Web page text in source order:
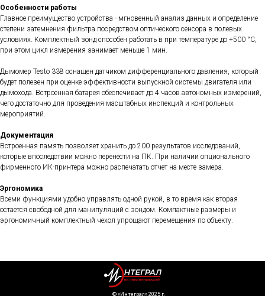
Особенности работы
Главное преимущество устройства - мгновенный анализ данных и определение
степени затемнения фильтра посредством оптического сенсора в полевых
условиях. Комплектный зонд способен работать в при температуре до +500 °C,
при этом цикл измерения занимает меньше 1 мин.
Дымомер Testo 338 оснащен датчиком дифференциального давления, который
будет полезен при оценке эффективности выпускной системы двигателя или
дымохода. Встроенная батарея обеспечивает до 4 часов автономных измерений,
чего достаточно для проведения масштабных инспекций и контрольных
мероприятий.
Документация
Встроенная память позволяет хранить до 200 результатов исследований,
которые впоследствии можно перенести на ПК. При наличии опционального
фирменного ИК-принтера можно распечатать отчет на месте замера.
Эргономика
Всеми функциями удобно управлять одной рукой, в то время как вторая
остается свободной для манипуляций с зондом. Компактные размеры и
эргономичный комплектный чехол упрощают перемещения по объекту.
©️ «Интеграл» 2025 г.